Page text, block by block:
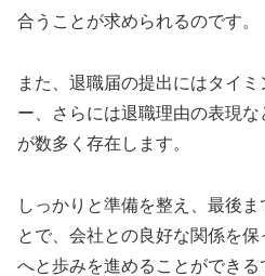
合うことが求められるのです。
また、退職届の提出にはタイ
ー、さらには退職理由の表現
が数多く存在します。
しっかりと準備を整え、最後
とで、会社との良好な関係を
へと歩みを進めることができる